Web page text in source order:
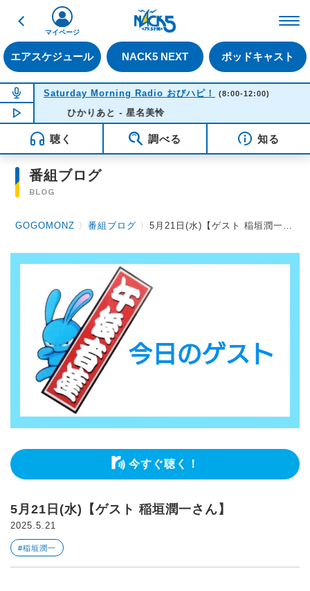
戻る
エアスケジュール NACK5 NEXT ポッドキャスト
マイページ
NOW ON AIR
Saturday Morning Radio おびハピ！ (8:00-12:00)
NOW PLAYING 08:39
ひかりあと - 星名美怜
聴く 調べる 知る
番組ブログ
BLOG
GOGOMONZ 〉番組ブログ 〉5月21日(水)【ゲスト 稲垣潤一さん】
今すぐ聴く！
5月21日(水)【ゲスト 稲垣潤一さん】
2025.5.21
#稲垣潤一